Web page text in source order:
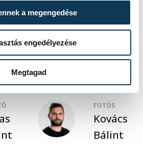
a megengedése
engedélyezése
Megtagad
Ovádi Péter
Nemesvámos
FOTÓS
Kovács
Bálint